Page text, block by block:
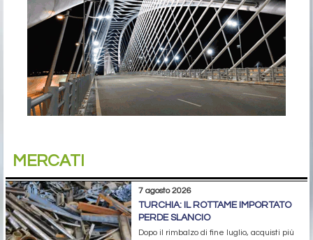
MERCATI
7 agosto 2026
TURCHIA: IL ROTTAME IMPORTATO
PERDE SLANCIO
Dopo il rimbalzo di fine luglio, acquisti più